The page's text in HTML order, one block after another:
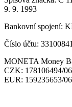
9. 9. 1993
Bankovní spojení:
Číslo účtu:
MONETA Money
CZK: 178106494/
EUR: 159235653/